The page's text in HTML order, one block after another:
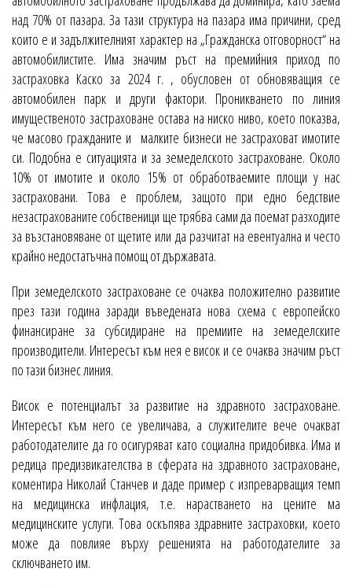
над 70% от пазара. За тази структура на пазара има причини, сред
които е и задължителният характер на „Гражданска отговорност“ на
автомобилистите. Има значим ръст на премийния приход по
застраховка Каско за 2024 г. , обусловен от обновяващия се
автомобилен парк и други фактори. Проникването по линия
имущественото застраховане остава на ниско ниво, което показва,
че масово гражданите и малките бизнеси не застраховат имотите
си. Подобна е ситуацията и за земеделското застраховане. Около
10% от имотите и около 15% от обработваемите площи у нас
застраховани. Това е проблем, защото при едно бедствие
незастрахованите собственици ще трябва сами да поемат разходите
за възстановяване от щетите или да разчитат на евентуална и често
крайно недостатъчна помощ от държавата.
При земеделското застраховане се очаква положително развитие
през тази година заради въведената нова схема с европейско
финансиране за субсидиране на премиите на земеделските
производители. Интересът към нея е висок и се очаква значим ръст
по тази бизнес линия.
Висок е потенциалът за развитие на здравното застраховане.
Интересът към него се увеличава, а служителите вече очакват
работодателите да го осигуряват като социална придобивка. Има и
редица предизвикателства в сферата на здравното застраховане,
коментира Николай Станчев и даде пример с изпреварващия темп
на медицинска инфлация, т.е. нарастването на цените ма
медицинските услуги. Това оскъпява здравните застраховки, което
може да повлияе върху решенията на работодателите за
сключването им.